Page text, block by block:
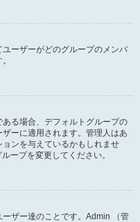
ーザーがどのグループのメンバ
る場合、デフォルトグループの
ーに適用されます。管理人はあ
ンを与えているかもしれませ
ープを変更してください。
ザー達のことです。Admin （管